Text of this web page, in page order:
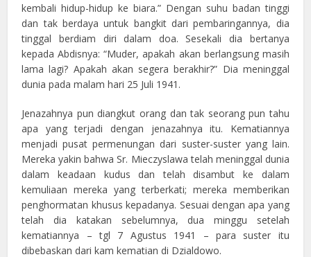
kembali hidup-hidup ke biara.” Dengan suhu badan tinggi
dan tak berdaya untuk bangkit dari pembaringannya, dia
tinggal berdiam diri dalam doa. Sesekali dia bertanya
kepada Abdisnya: “Muder, apakah akan berlangsung masih
lama lagi? Apakah akan segera berakhir?” Dia meninggal
dunia pada malam hari 25 Juli 1941.
Jenazahnya pun diangkut orang dan tak seorang pun tahu
apa yang terjadi dengan jenazahnya itu. Kematiannya
menjadi pusat permenungan dari suster-suster yang lain.
Mereka yakin bahwa Sr. Mieczyslawa telah meninggal dunia
dalam keadaan kudus dan telah disambut ke dalam
kemuliaan mereka yang terberkati; mereka memberikan
penghormatan khusus kepadanya. Sesuai dengan apa yang
telah dia katakan sebelumnya, dua minggu setelah
kematiannya – tgl 7 Agustus 1941 – para suster itu
dibebaskan dari kam kematian di Dzialdowo.